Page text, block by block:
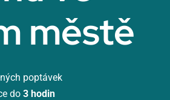
městě
poptávek
do 3 hodin